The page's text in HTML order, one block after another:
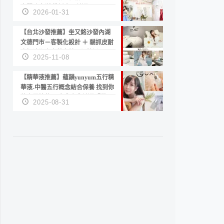
套服務 新娘備婚省心首選！
2026-01-31
【台北沙發推薦】坐又銘沙發內湖
文德門市－客製化設計 ＋ 貓抓皮耐
磨好清潔｜直營直銷、價格透明
高CP值打造夢想居家風格
2025-11-08
【精華液推薦】蘊韻yunyum五行精
華液-中醫五行概念結合保養 找到你
的專屬精華！ 水㊀土㊀就選「潤・
賦精華」維持肌膚剛剛好的平衡
2025-08-31